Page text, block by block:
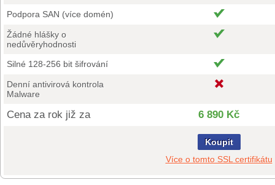
Podpora SAN (více domén)
Žádné hlášky o
nedůvěryhodnosti
Silné 128-256 bit šifrování
Denní antivirová kontrola
Malware
Cena za rok již za 6 890 Kč
Koupit
Více o tomto SSL certifikátu